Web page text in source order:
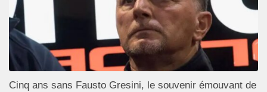
Cinq ans sans Fausto Gresini, le souvenir émouvant de